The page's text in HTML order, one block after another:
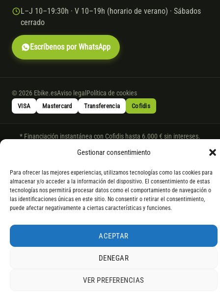
Gestionar consentimiento
Para ofrecer las mejores experiencias, utilizamos tecnologías como las cookies para
almacenar y/o acceder a la información del dispositivo. El consentimiento de estas
tecnologías nos permitirá procesar datos como el comportamiento de navegación o
las identificaciones únicas en este sitio. No consentir o retirar el consentimiento,
puede afectar negativamente a ciertas características y funciones.
ACEPTAR
DENEGAR
VER PREFERENCIAS
L–J 10–19:30h · V 10–19h (horario de verano) · Sábados
cerrado
Escríbenos por WhatsApp
© 2026 Ebike.esAviso legalPolítica de cookies
VISA Mastercard Transferencia Cofidis
* Financiación instantánea con Cofidis hasta 6.000 € sin intereses.
los detalles por WhatsApp.
* Los modelos con entrega inmediata se envían 24 h laborables tras el
pago; los de bajo pedido se confirman con un asesor. Si no fuera posible
servir el producto, se devuelve el importe sin coste. La información de
componentes es orientativa; los fabricantes pueden sustituir elementos